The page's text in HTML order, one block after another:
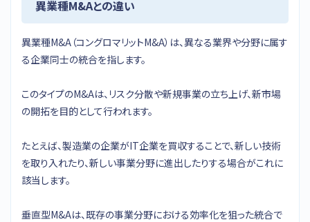
異業種M&Aとの違い
異業種M&A（コングロマリットM&A）は、異なる業界や分野に属す
る企業同士の統合を指します。
このタイプのM&Aは、リスク分散や新規事業の立ち上げ、新市場
の開拓を目的として行われます。
たとえば、製造業の企業がIT企業を買収することで、新しい技術
を取り入れたり、新しい事業分野に進出したりする場合がこれに
該当します。
垂直型M&Aは、既存の事業分野における効率化を狙った統合で